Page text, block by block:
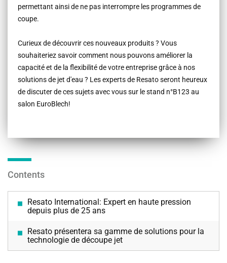
permettant ainsi de ne pas interrompre les programmes de
coupe.
Curieux de découvrir ces nouveaux produits ? Vous
souhaiteriez savoir comment nous pouvons améliorer la
capacité et de la flexibilité de votre entreprise grâce à nos
solutions de jet d'eau ? Les experts de Resato seront heureux
de discuter de ces sujets avec vous sur le stand n°B123 au
salon EuroBlech!
Contents
Resato International: Expert en haute pression
depuis plus de 25 ans
Resato présentera sa gamme de solutions pour la
technologie de découpe jet